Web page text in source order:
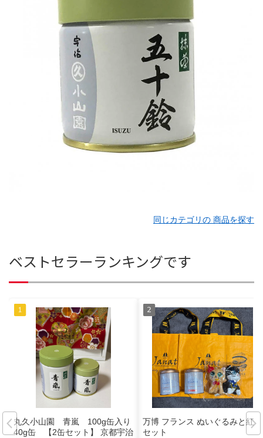
同じカテゴリの 商品を探す
ベストセラーランキングです
丸久小山園 青嵐 100g缶入り
40g缶 【2缶セット】 京都宇治
万博 フランス ぬいぐるみと紅茶
セット